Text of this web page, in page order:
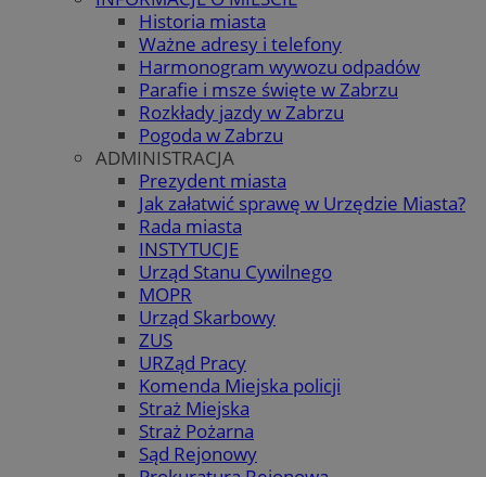
Historia miasta
Ważne adresy i telefony
Harmonogram wywozu odpadów
Parafie i msze święte w Zabrzu
Rozkłady jazdy w Zabrzu
Pogoda w Zabrzu
ADMINISTRACJA
Prezydent miasta
Jak załatwić sprawę w Urzędzie Miasta?
Rada miasta
INSTYTUCJE
Urząd Stanu Cywilnego
MOPR
Urząd Skarbowy
ZUS
URZąd Pracy
Komenda Miejska policji
Straż Miejska
Straż Pożarna
Sąd Rejonowy